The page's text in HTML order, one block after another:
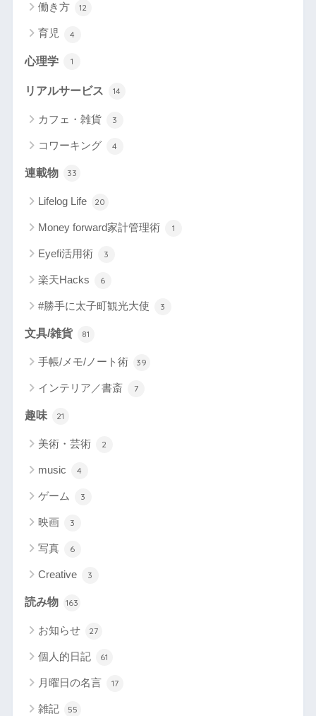
働き方 12
育児 4
心理学 1
リアルサービス 14
カフェ・雑貨 3
コワーキング 4
連載物 33
Lifelog Life 20
Money forward家計管理術 1
Eyefi活用術 3
楽天Hacks 6
#勝手に太子町観光大使 3
文具/雑貨 81
手帳/メモ/ノート術 39
インテリア／書斎 7
趣味 21
美術・芸術 2
music 4
ゲーム 3
映画 3
写真 6
Creative 3
読み物 163
お知らせ 27
個人的日記 61
月曜日の名言 17
雑記 55